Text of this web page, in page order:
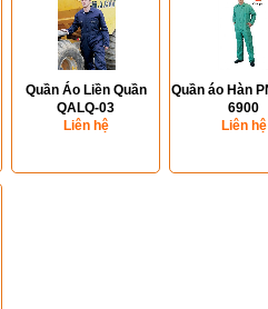
Quần Áo Liền Quần
QALQ-03
Liên hệ
Quần áo Hàn
6900
Liên hệ